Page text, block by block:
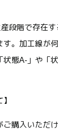
段階で存在す
す。加工線が
状態A-」や「
ご購入いただ